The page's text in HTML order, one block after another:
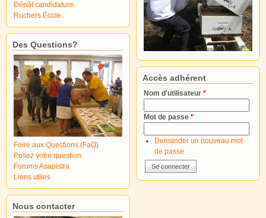
Dépôt candidature.
Ruchers École.
Des Questions?
Foire aux Questions (FaQ)
Posez votre question
Forums Asapistra
Liens utiles
Nous contacter
Accès adhérent
Nom d'utilisateur *
Mot de passe *
Demander un nouveau mot
de passe